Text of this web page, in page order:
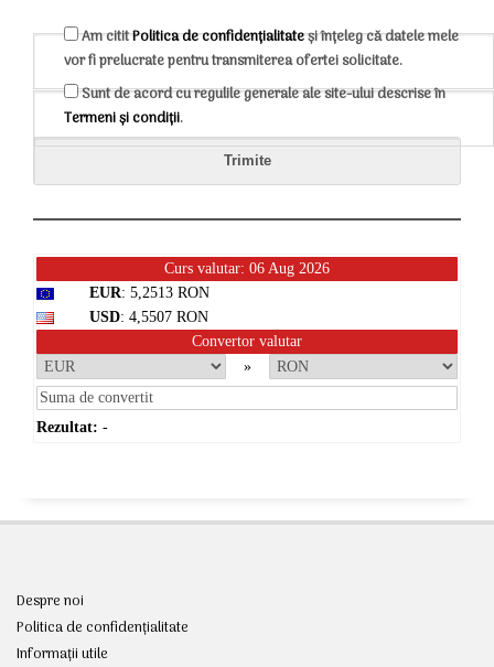
Am cititPolitica de confidențialitateși înțeleg că datele mele
vor fi prelucrate pentru transmiterea ofertei solicitate.
Sunt de acord cu regulile generale ale site-ului descrise în
Termeni și condiții.
Curs valutar: 06 Aug 2026
EUR: 5,2513 RON
USD: 4,5507 RON
Convertor valutar
»
Rezultat: -
Despre noi
Politica de confidențialitate
Informații utile